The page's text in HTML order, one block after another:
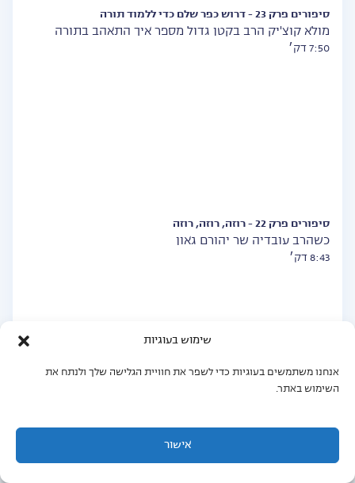
שימוש בעוגיות
אנחנו משתמשים בעוגיות כדי לשפר את חוויית הגלישה שלך ולנתח את
השימוש באתר.
אישור
סיפורים פרק 23 - דרוש כפר שלם כדי ללמוד תורה
מולא קוצ'יק הרב בקטן גדול מספר איך התאהב בתורה
7:50 דק׳
סיפורים פרק 22 - רוזה, רוזה, רוזה
כשהרב עובדיה שר יהורם גאון
8:43 דק׳
איך חכם יעקב דוברשווילי הפך נווד דרכים לחזן
8:48 דק׳